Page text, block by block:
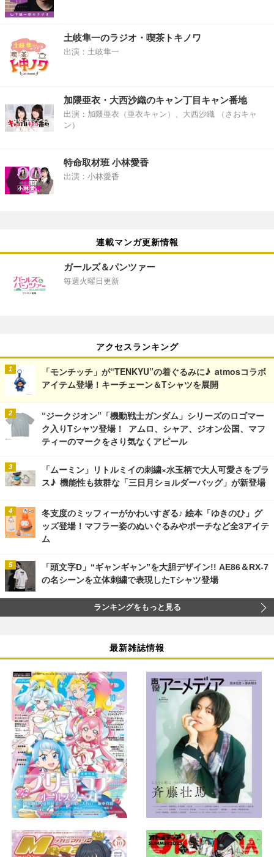
土岐隼一のラジオ・喫茶トキノワ
出演：土岐隼一
加隈亜衣・大西沙織のキャン丁目キャン番地
出演：加隈亜衣（亜衣キャン）、大西沙織 （さおキャ
ン）
特命取材班 小林愛香
出演：小林愛香
連載マンガ更新情報
ガールズ＆パンツァー
毎週火曜日更新
アクセスランキング
「モンチッチ」が“TENKYU”の着ぐるみに♪ atmosコラボ
アイテム登場！キーチェーン＆Tシャツを展開
“ジークジオン”「機動戦士ガンダム」シリーズのロゴマー
ク入りTシャツ登場！ アムロ、シャア、ジオン公国、マフ
ティーのマークをさり気なくアピール
「ムーミン」リトルミイの刺繍×水玉柄で大人可愛さをプラ
ス♪ 機能性も抜群な「三日月ショルダーバッグ」が新登場
冬支度のミッフィーがかわいすぎる♪ 絵本「ゆきのひ」グ
ッズ登場！マフラー姿のぬいぐるみやポーチなど全3アイテ
ム
「頭文字D」“ギャンギャン”を大胆デザイン!! AE86＆RX-7
の名シーンを立体刺繍で表現したTシャツ登場
ランキングをもっと見る
最新雑誌情報